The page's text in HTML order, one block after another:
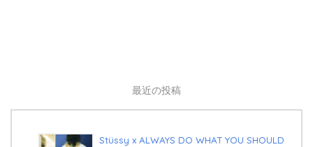
最近の投稿
Stüssy x ALWAYS DO WHAT YOU SHOULD